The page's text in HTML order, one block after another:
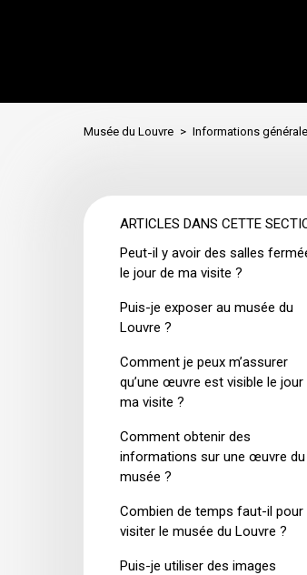
Musée du Louvre Informations
ARTICLES DANS CETTE
Peut-il y avoir des salles
le jour de ma visite ?
Puis-je exposer au musée du
Louvre ?
Comment je peux m’assurer
qu’une œuvre est visible le jour
ma visite ?
Comment obtenir des
informations sur une œuvre du
musée ?
Combien de temps faut-il pour
visiter le musée du Louvre ?
Puis-je utiliser des images